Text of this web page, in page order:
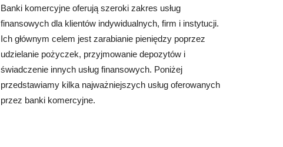
Banki komercyjne oferują szeroki zakres usług
finansowych dla klientów indywidualnych, firm i instytucji.
Ich głównym celem jest zarabianie pieniędzy poprzez
udzielanie pożyczek, przyjmowanie depozytów i
świadczenie innych usług finansowych. Poniżej
przedstawiamy kilka najważniejszych usług oferowanych
przez banki komercyjne.